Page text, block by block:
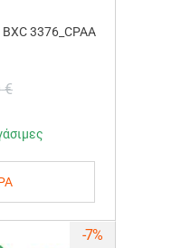
3376_CPAA
€
-7%